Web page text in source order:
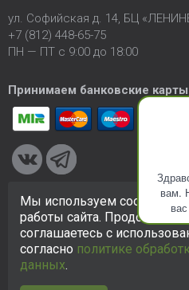
вам.
ул. Софийская д. 14, БЦ
+7 (812) 448-65-75
ПН — ПТ с 9:00 до 18:00
Принимаем банковские
© 2005-2026 ООО «КСК». Сайт
исключительно в
на сайте не является публичной
отношении персональных данных
Мы используем cookie-
работы сайта. Продолжая
соглашаетесь с
согласно политике
данных.